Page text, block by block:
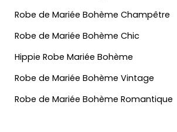
Robe de Mariée Bohème Champêtre
Robe de Mariée Bohème Chic
Hippie Robe Mariée Bohème
Robe de Mariée Bohème Vintage
Robe de Mariée Bohème Romantique